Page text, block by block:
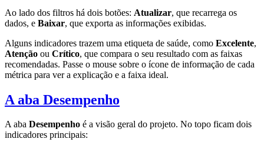
Ao lado dos filtros há dois botões: Atualizar, que recarrega os
dados, e Baixar, que exporta as informações exibidas.
Alguns indicadores trazem uma etiqueta de saúde, como Excelente,
Atenção ou Crítico, que compara o seu resultado com as faixas
recomendadas. Passe o mouse sobre o ícone de informação de cada
métrica para ver a explicação e a faixa ideal.
A aba Desempenho
A aba Desempenho é a visão geral do projeto. No topo ficam dois
indicadores principais: